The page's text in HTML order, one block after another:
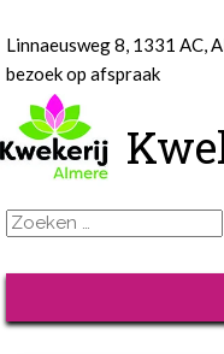
Linnaeusweg 8, 1331 AC,
bezoek op afspraak
Zoeken